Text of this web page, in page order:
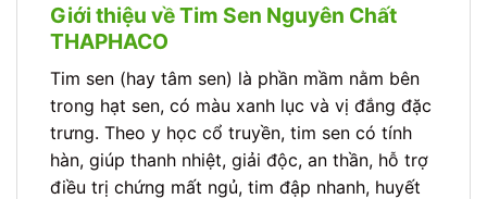
Giới thiệu về Tim Sen Nguyên Chất
THAPHACO
Tim sen (hay tâm sen) là phần mầm nằm bên
trong hạt sen, có màu xanh lục và vị đắng đặc
trưng. Theo y học cổ truyền, tim sen có tính
hàn, giúp thanh nhiệt, giải độc, an thần, hỗ trợ
điều trị chứng mất ngủ, tim đập nhanh, huyết